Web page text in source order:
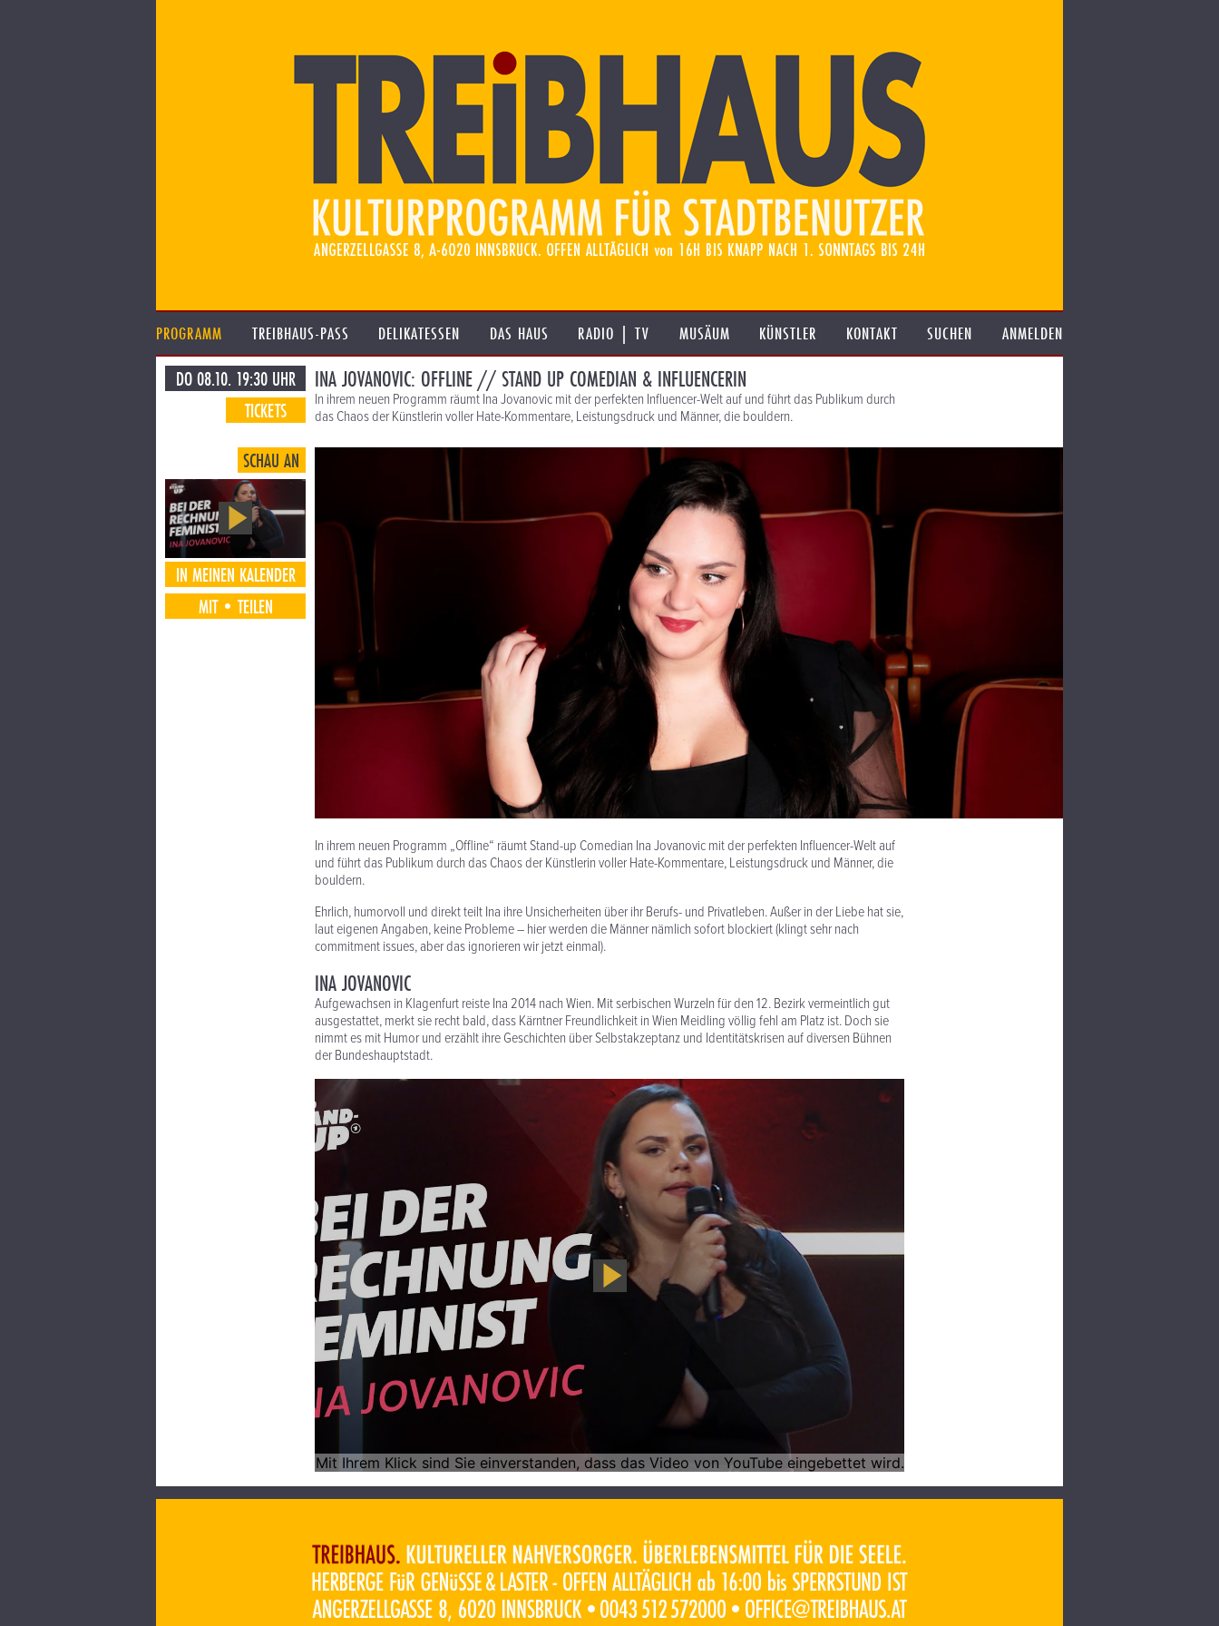
PROGRAMM TREIBHAUS-PASS DELIKATESSEN DAS HAUS RADIO | TV MUSÄUM KÜNSTLER KONTAKT SUCHEN ANMELDEN
DO 08.10. 19:30 UHR
TICKETS
INA JOVANOVIC: OFFLINE // STAND UP COMEDIAN & INFLUENCERIN
In ihrem neuen Programm räumt Ina Jovanovic mit der perfekten Influencer-Welt auf und führt das Publikum durch
das Chaos der Künstlerin voller Hate-Kommentare, Leistungsdruck und Männer, die bouldern.
SCHAU AN
IN MEINEN KALENDER
MIT•TEILEN
In ihrem neuen Programm „Offline“ räumt Stand-up Comedian Ina Jovanovic mit der perfekten Influencer-Welt auf
und führt das Publikum durch das Chaos der Künstlerin voller Hate-Kommentare, Leistungsdruck und Männer, die
bouldern.
Ehrlich, humorvoll und direkt teilt Ina ihre Unsicherheiten über ihr Berufs- und Privatleben. Außer in der Liebe hat sie,
laut eigenen Angaben, keine Probleme – hier werden die Männer nämlich sofort blockiert (klingt sehr nach
commitment issues, aber das ignorieren wir jetzt einmal).
INA JOVANOVIC
Aufgewachsen in Klagenfurt reiste Ina 2014 nach Wien. Mit serbischen Wurzeln für den 12. Bezirk vermeintlich gut
ausgestattet, merkt sie recht bald, dass Kärntner Freundlichkeit in Wien Meidling völlig fehl am Platz ist. Doch sie
nimmt es mit Humor und erzählt ihre Geschichten über Selbstakzeptanz und Identitätskrisen auf diversen Bühnen
der Bundeshauptstadt.